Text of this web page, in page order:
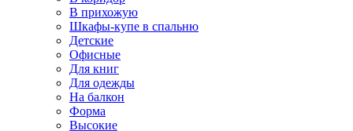
В прихожую
Шкафы-купе в спальню
Детские
Офисные
Для книг
Для одежды
На балкон
Форма
Высокие